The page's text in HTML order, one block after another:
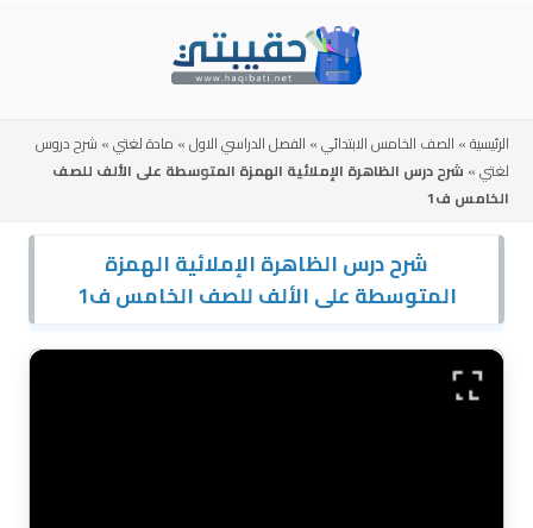
الرئيسية» الصف الخامس الابتدائي» الفصل الدراسي الاول» مادة لغتي» شرح دروس
لغتي» شرح درس الظاهرة الإملائية الهمزة المتوسطة على الألف للصف
الخامس ف1
شرح درس الظاهرة الإملائية الهمزة
المتوسطة على الألف للصف الخامس ف1